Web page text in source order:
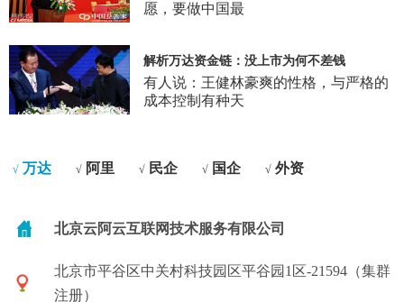
愿，要做中国最
解析万达资金链：没上市为何不差钱
有人说：王健林豪爽的性格，与严格的
成本控制有种天
√ 万达 √ 阿里 √ 民企 √ 国企 √ 外资
北京云阿云互联网技术服务有限公司
北京市平谷区中关村科技园区平谷园1区-21594（集群
注册）